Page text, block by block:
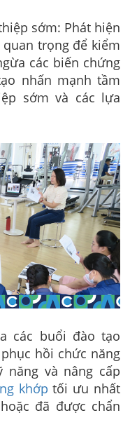
sớm: Phát hiện
trọng để kiểm
các biến chứng
nhấn mạnh tầm
sớm và các lựa
các buổi đào tạo
hồi chức năng
năng và nâng cấp
khớp tối ưu nhất
đã được chẩn